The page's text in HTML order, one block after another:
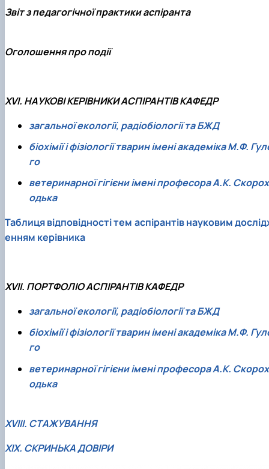
Звіт з педагогічної практики аспіранта
Оголошення про події
ХVI. НАУКОВІ КЕРІВНИКИ АСПІРАНТІВ КАФЕДР
загальної екології, радіобіології та БЖД
біохімії і фізіології тварин імені академіка М.Ф.
го
ветеринарної гігієни імені професора А.К. Скорох
одька
Таблиця відповідності тем аспірантів науковим
енням керівника
XVII. ПОРТФОЛІО АСПІРАНТІВ КАФЕДР
загальної екології, радіобіології та БЖД
біохімії і фізіології тварин імені академіка М.Ф.
го
ветеринарної гігієни імені професора А.К. Скорох
одька
ХVІII. СТАЖУВАННЯ
ХIX. СКРИНЬКА ДОВІРИ